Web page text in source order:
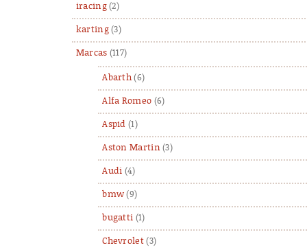
iracing(2)
karting(3)
Marcas (117)
Abarth (6)
Alfa Romeo (6)
Aspid (1)
Aston Martin (3)
Audi (4)
bmw (9)
bugatti (1)
Chevrolet(3)